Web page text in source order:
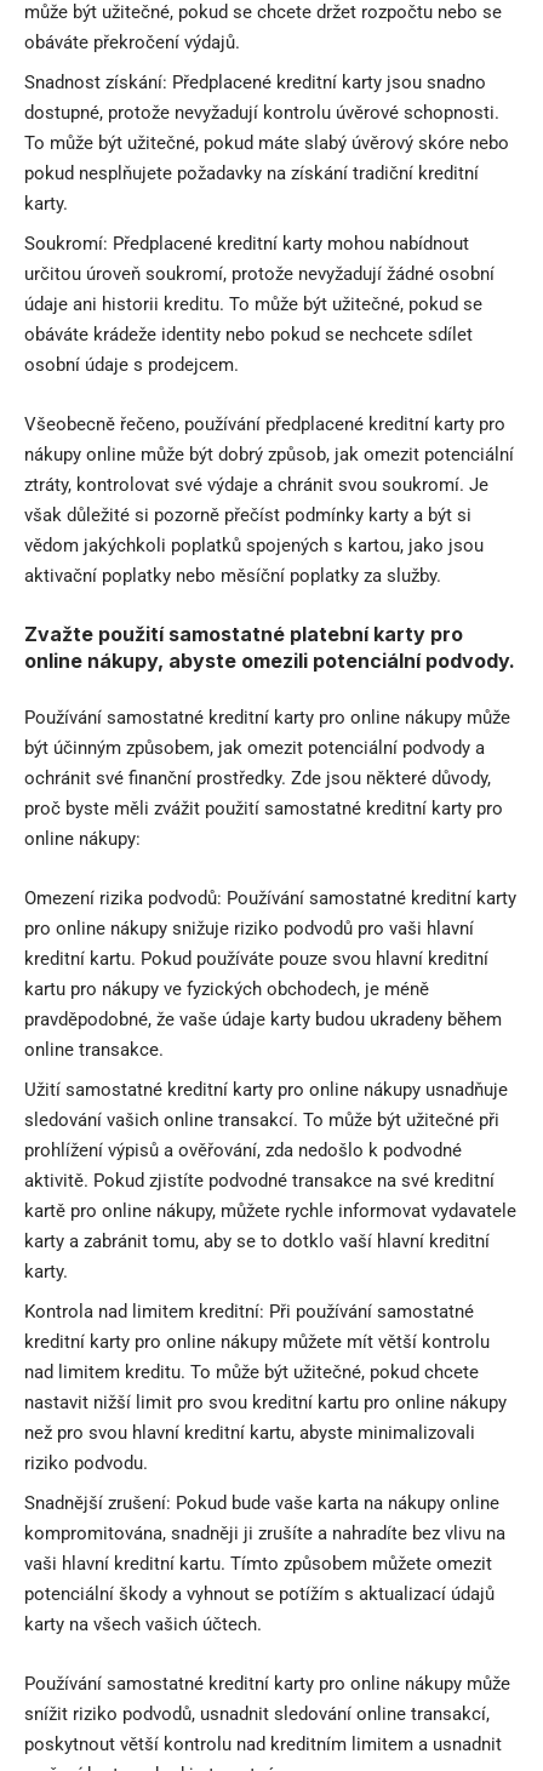
může být užitečné, pokud se chcete držet rozpočtu nebo se
obáváte překročení výdajů.
Snadnost získání: Předplacené kreditní karty jsou snadno
dostupné, protože nevyžadují kontrolu úvěrové schopnosti.
To může být užitečné, pokud máte slabý úvěrový skóre nebo
pokud nesplňujete požadavky na získání tradiční kreditní
karty.
Soukromí: Předplacené kreditní karty mohou nabídnout
určitou úroveň soukromí, protože nevyžadují žádné osobní
údaje ani historii kreditu. To může být užitečné, pokud se
obáváte krádeže identity nebo pokud se nechcete sdílet
osobní údaje s prodejcem.
Všeobecně řečeno, používání předplacené kreditní karty pro
nákupy online může být dobrý způsob, jak omezit potenciální
ztráty, kontrolovat své výdaje a chránit svou soukromí. Je
však důležité si pozorně přečíst podmínky karty a být si
vědom jakýchkoli poplatků spojených s kartou, jako jsou
aktivační poplatky nebo měsíční poplatky za služby.
Zvažte použití samostatné platební karty pro
online nákupy, abyste omezili potenciální podvody.
Používání samostatné kreditní karty pro online nákupy může
být účinným způsobem, jak omezit potenciální podvody a
ochránit své finanční prostředky. Zde jsou některé důvody,
proč byste měli zvážit použití samostatné kreditní karty pro
online nákupy:
Omezení rizika podvodů: Používání samostatné kreditní karty
pro online nákupy snižuje riziko podvodů pro vaši hlavní
kreditní kartu. Pokud používáte pouze svou hlavní kreditní
kartu pro nákupy ve fyzických obchodech, je méně
pravděpodobné, že vaše údaje karty budou ukradeny během
online transakce.
Užití samostatné kreditní karty pro online nákupy usnadňuje
sledování vašich online transakcí. To může být užitečné při
prohlížení výpisů a ověřování, zda nedošlo k podvodné
aktivitě. Pokud zjistíte podvodné transakce na své kreditní
kartě pro online nákupy, můžete rychle informovat vydavatele
karty a zabránit tomu, aby se to dotklo vaší hlavní kreditní
karty.
Kontrola nad limitem kreditní: Při používání samostatné
kreditní karty pro online nákupy můžete mít větší kontrolu
nad limitem kreditu. To může být užitečné, pokud chcete
nastavit nižší limit pro svou kreditní kartu pro online nákupy
než pro svou hlavní kreditní kartu, abyste minimalizovali
riziko podvodu.
Snadnější zrušení: Pokud bude vaše karta na nákupy online
kompromitována, snadněji ji zrušíte a nahradíte bez vlivu na
vaši hlavní kreditní kartu. Tímto způsobem můžete omezit
potenciální škody a vyhnout se potížím s aktualizací údajů
karty na všech vašich účtech.
Používání samostatné kreditní karty pro online nákupy může
snížit riziko podvodů, usnadnit sledování online transakcí,
poskytnout větší kontrolu nad kreditním limitem a usnadnit